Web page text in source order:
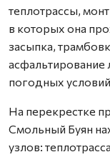
теплотрассы,
в которых она
засыпка,
асфальтирование
погодных
На перекрестке
Смольный Буян
узлов: